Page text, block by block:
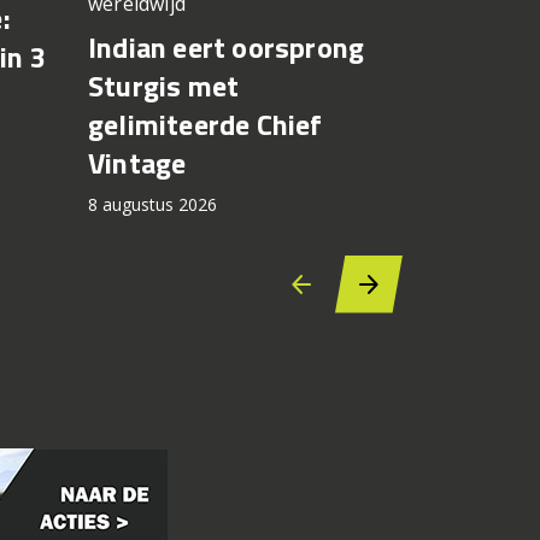
3
Indian eert oorsprong
Sturgis met
gelimiteerde Chief
Vintage
8 augustus 2026